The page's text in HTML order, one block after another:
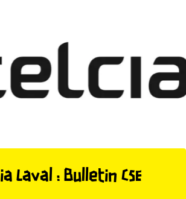
Laval : Bulletin CSE